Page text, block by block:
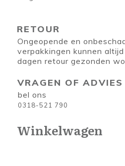
RETOUR
Ongeopende en
verpakkingen kunnen
dagen retour gezonden
VRAGEN OF ADVIES
bel ons
0318-521 790
Winkelwagen